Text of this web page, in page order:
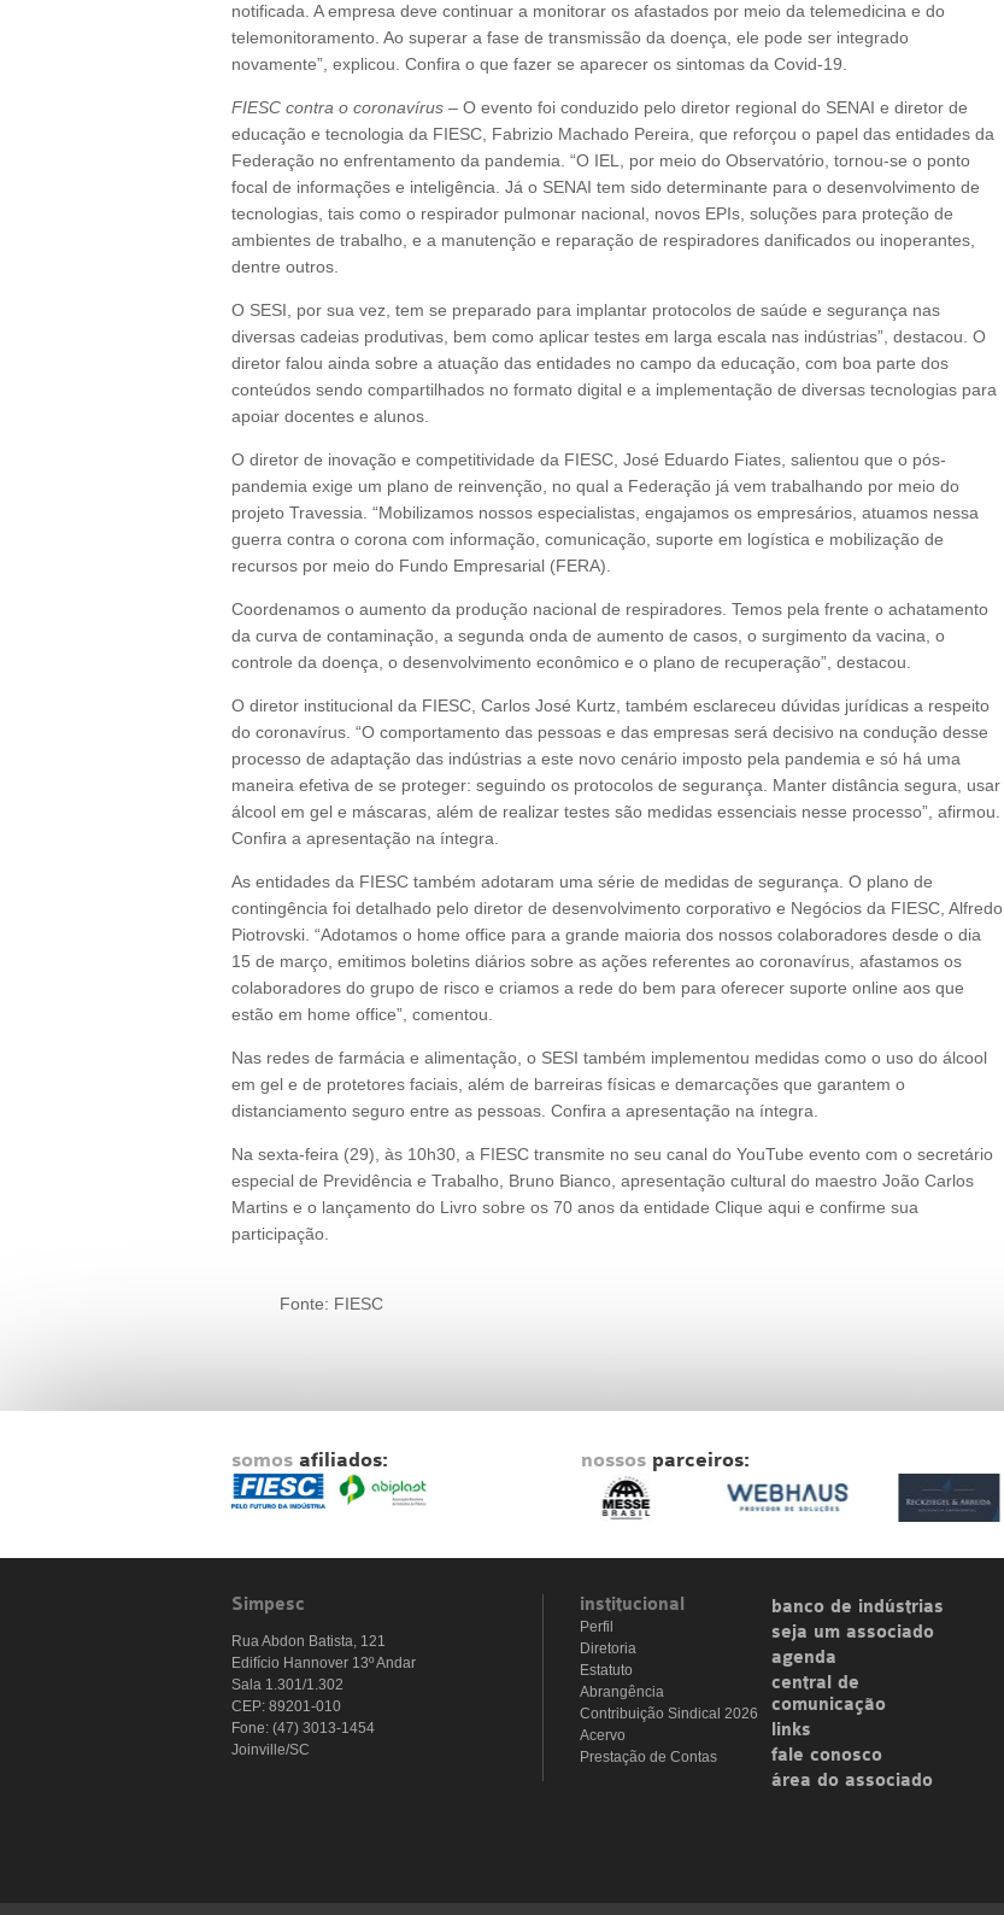
notificada. A empresa deve continuar a monitorar os afastados por meio da telemedicina e do
telemonitoramento. Ao superar a fase de transmissão da doença, ele pode ser integrado
novamente”, explicou. Confira o que fazer se aparecer os sintomas da Covid-19.
FIESC contra o coronavírus – O evento foi conduzido pelo diretor regional do SENAI e diretor de
educação e tecnologia da FIESC, Fabrizio Machado Pereira, que reforçou o papel das entidades da
Federação no enfrentamento da pandemia. “O IEL, por meio do Observatório, tornou-se o ponto
focal de informações e inteligência. Já o SENAI tem sido determinante para o desenvolvimento de
tecnologias, tais como o respirador pulmonar nacional, novos EPIs, soluções para proteção de
ambientes de trabalho, e a manutenção e reparação de respiradores danificados ou inoperantes,
dentre outros.
O SESI, por sua vez, tem se preparado para implantar protocolos de saúde e segurança nas
diversas cadeias produtivas, bem como aplicar testes em larga escala nas indústrias”, destacou. O
diretor falou ainda sobre a atuação das entidades no campo da educação, com boa parte dos
conteúdos sendo compartilhados no formato digital e a implementação de diversas tecnologias para
apoiar docentes e alunos.
O diretor de inovação e competitividade da FIESC, José Eduardo Fiates, salientou que o pós-
pandemia exige um plano de reinvenção, no qual a Federação já vem trabalhando por meio do
projeto Travessia. “Mobilizamos nossos especialistas, engajamos os empresários, atuamos nessa
guerra contra o corona com informação, comunicação, suporte em logística e mobilização de
recursos por meio do Fundo Empresarial (FERA).
Coordenamos o aumento da produção nacional de respiradores. Temos pela frente o achatamento
da curva de contaminação, a segunda onda de aumento de casos, o surgimento da vacina, o
controle da doença, o desenvolvimento econômico e o plano de recuperação”, destacou.
O diretor institucional da FIESC, Carlos José Kurtz, também esclareceu dúvidas jurídicas a respeito
do coronavírus. “O comportamento das pessoas e das empresas será decisivo na condução desse
processo de adaptação das indústrias a este novo cenário imposto pela pandemia e só há uma
maneira efetiva de se proteger: seguindo os protocolos de segurança. Manter distância segura, usar
álcool em gel e máscaras, além de realizar testes são medidas essenciais nesse processo”, afirmou.
Confira a apresentação na íntegra.
As entidades da FIESC também adotaram uma série de medidas de segurança. O plano de
contingência foi detalhado pelo diretor de desenvolvimento corporativo e Negócios da FIESC, Alfredo
Piotrovski. “Adotamos o home office para a grande maioria dos nossos colaboradores desde o dia
15 de março, emitimos boletins diários sobre as ações referentes ao coronavírus, afastamos os
colaboradores do grupo de risco e criamos a rede do bem para oferecer suporte online aos que
estão em home office”, comentou.
Nas redes de farmácia e alimentação, o SESI também implementou medidas como o uso do álcool
em gel e de protetores faciais, além de barreiras físicas e demarcações que garantem o
distanciamento seguro entre as pessoas. Confira a apresentação na íntegra.
Na sexta-feira (29), às 10h30, a FIESC transmite no seu canal do YouTube evento com o secretário
especial de Previdência e Trabalho, Bruno Bianco, apresentação cultural do maestro João Carlos
Martins e o lançamento do Livro sobre os 70 anos da entidade Clique aqui e confirme sua
participação.
Fonte: FIESC
somos afiliados: nossos parceiros:
Simpesc
Rua Abdon Batista, 121
Edifício Hannover 13º Andar
Sala 1.301/1.302
CEP: 89201-010
Fone: (47) 3013-1454
Joinville/SC
institucional
Perfil
Diretoria
Estatuto
Abrangência
Contribuição Sindical 2026
Acervo
Prestação de Contas
banco de indústrias
seja um associado
agenda
central de
comunicação
links
fale conosco
área do associado